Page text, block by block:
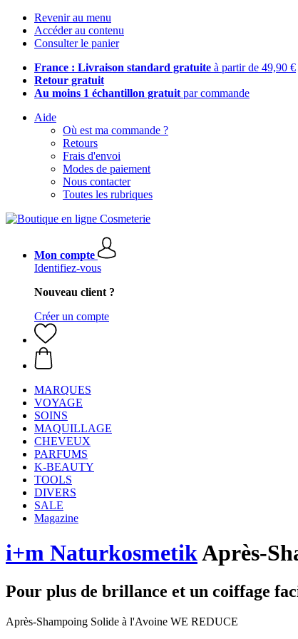
Revenir au menu
Accéder au contenu
Consulter le panier
France : Livraison standard gratuite à partir de 49,90 €
Retour gratuit
Au moins 1 échantillon gratuit par commande
Aide
Où est ma commande ?
Retours
Frais d'envoi
Modes de paiement
Nous contacter
Toutes les rubriques
Mon compte
Identifiez-vous
Nouveau client ?
Créer un compte
MARQUES
VOYAGE
SOINS
MAQUILLAGE
CHEVEUX
PARFUMS
K-BEAUTY
TOOLS
DIVERS
SALE
Magazine
i+m NaturkosmetikAprès-
Pour plus de brillance et un coiffage
Après-Shampoing Solide à l'Avoine WE REDUCE